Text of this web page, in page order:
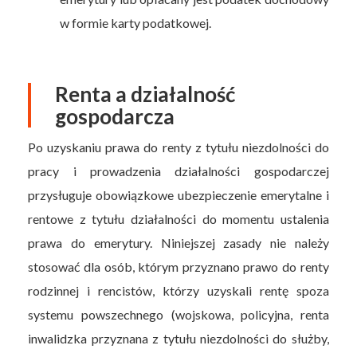
w formie karty podatkowej.
Renta a działalność
gospodarcza
Po uzyskaniu prawa do renty z tytułu niezdolności do
pracy i prowadzenia działalności gospodarczej
przysługuje obowiązkowe ubezpieczenie emerytalne i
rentowe z tytułu działalności do momentu ustalenia
prawa do emerytury. Niniejszej zasady nie należy
stosować dla osób, którym przyznano prawo do renty
rodzinnej i rencistów, którzy uzyskali rentę spoza
systemu powszechnego (wojskowa, policyjna, renta
inwalidzka przyznana z tytułu niezdolności do służby,